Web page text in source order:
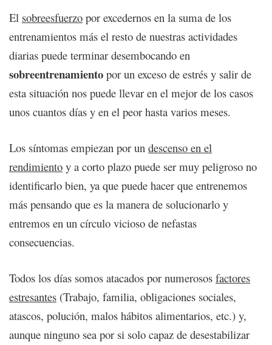
El sobreesfuerzo por excedernos en la suma de los
entrenamientos más el resto de nuestras actividades
diarias puede terminar desembocando en
sobreentrenamiento por un exceso de estrés y salir de
esta situación nos puede llevar en el mejor de los casos
unos cuantos días y en el peor hasta varios meses.
Los síntomas empiezan por un descenso en el
rendimiento y a corto plazo puede ser muy peligroso no
identificarlo bien, ya que puede hacer que entrenemos
más pensando que es la manera de solucionarlo y
entremos en un círculo vicioso de nefastas
consecuencias.
Todos los días somos atacados por numerosos factores
estresantes (Trabajo, familia, obligaciones sociales,
atascos, polución, malos hábitos alimentarios, etc.) y,
aunque ninguno sea por si solo capaz de desestabilizar